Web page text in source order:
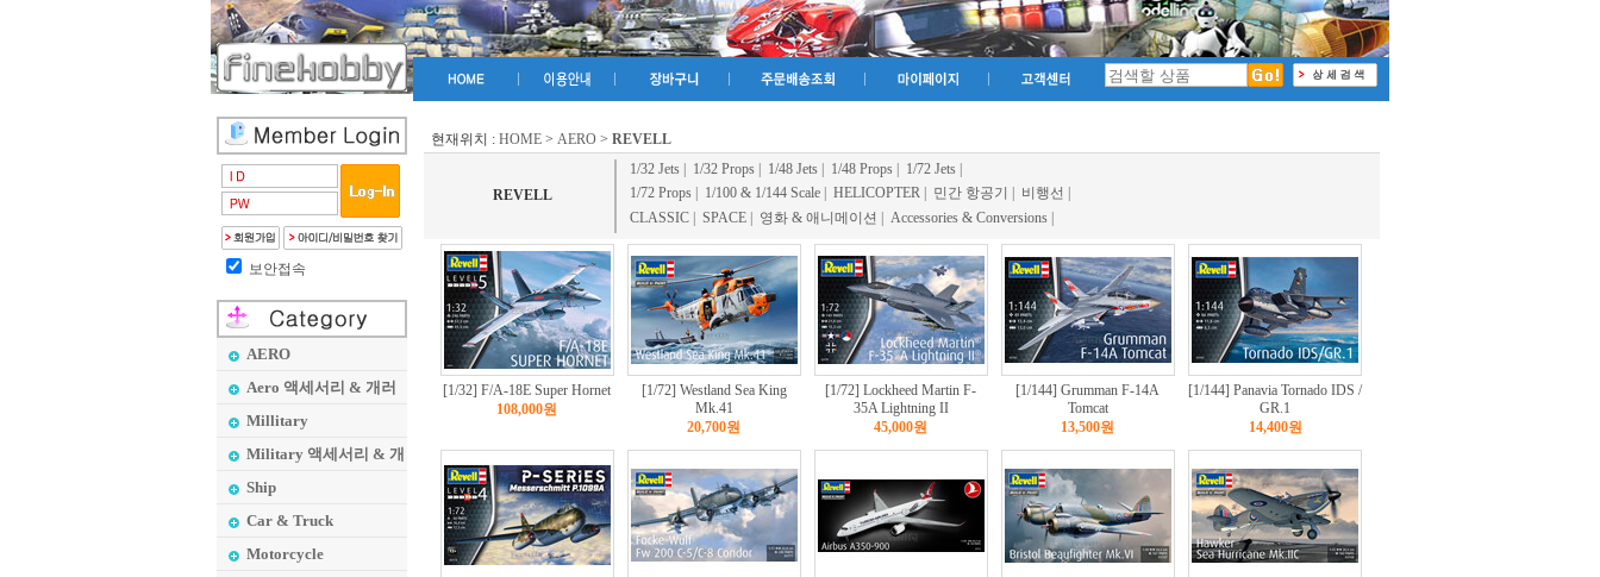
보안접속
AERO
Aero 액세서리 & 개러
지 메이커
Millitary
Military 액세서리 & 개
러지 메이커
Ship
Car & Truck
Motorcycle
현재위치 : HOME> AERO> REVELL
REVELL
1/32 Jets 1/32 Props 1/48 Jets 1/48 Props 1/72 Jets
1/72 Props
1/100 & 1/144 Scale HELICOPTER 민간 항공기 비행선
CLASSIC
SPACE 영화 & 애니메이션 Accessories & Conversions
[1/32] F/A-18E Super Hornet
108,000원
[1/72] Westland Sea King
Mk.41
20,700원
[1/72] Lockheed Martin F-
35A Lightning II
45,000원
[1/144] Grumman F-14A
Tomcat
13,500원
[1/144] Panavia Tornado IDS /
GR.1
14,400원